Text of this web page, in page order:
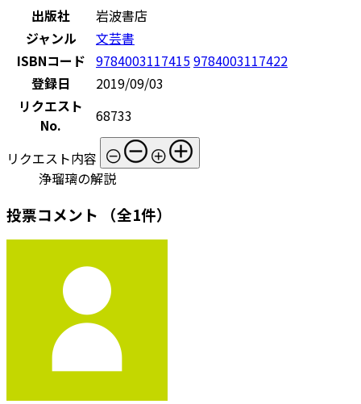
出版社
岩波書店
ジャンル
文芸書
ISBNコード 97840031174159784003117422
登録日
2019/09/03
リクエスト
No.
68733
リクエスト内容
浄瑠璃の解説
投票コメント （全1件）